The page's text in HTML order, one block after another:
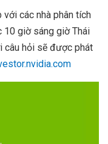
các nhà phân tích
10 giờ sáng giờ Thái
câu hỏi sẽ được phát